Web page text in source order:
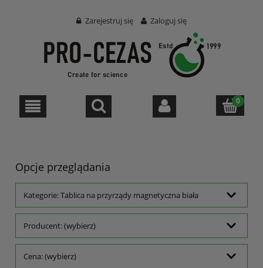
Zarejestruj się Zaloguj się
Opcje przeglądania
Kategorie: Tablica na przyrządy magnetyczna biała
Producent: (wybierz)
Cena: (wybierz)